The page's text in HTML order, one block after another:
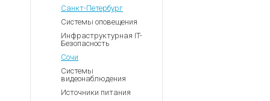
Санкт-Петербург
Системы оповещения
Инфраструктурная IT-
Безопасность
Сочи
Системы
видеонаблюдения
Источники питания